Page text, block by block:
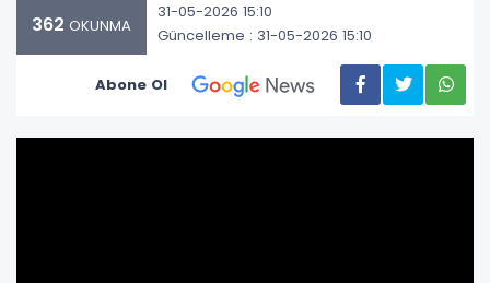
362 OKUNMA
31-05-2026 15:10
Güncelleme : 31-05-2026 15:10
Abone Ol